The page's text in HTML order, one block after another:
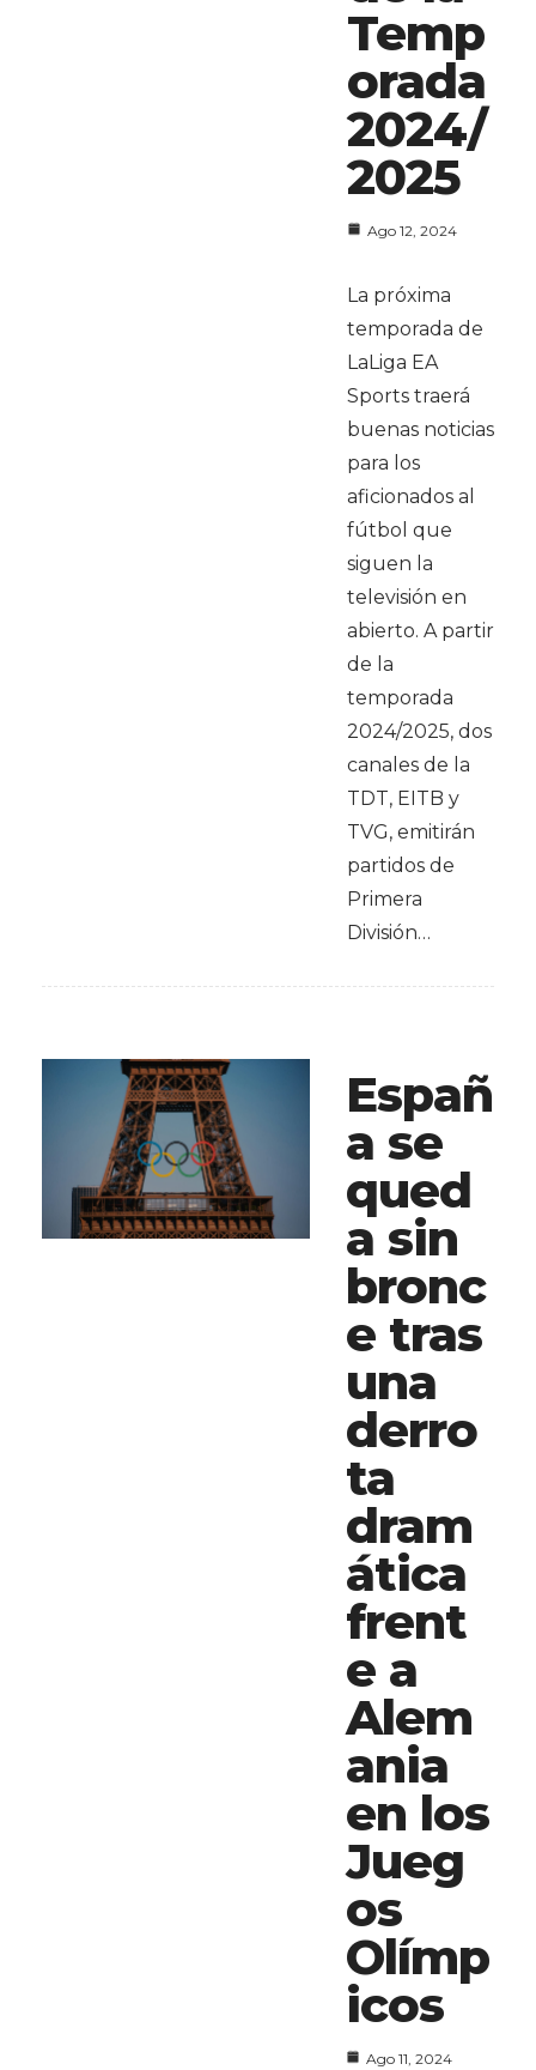
Temp
orada
2024/
2025
Ago 12, 2024
La próxima
temporada de
LaLiga EA
Sports traerá
buenas noticias
para los
aficionados al
fútbol que
siguen la
televisión en
abierto. A partir
de la
temporada
2024/2025, dos
canales de la
TDT, EITB y
TVG, emitirán
partidos de
Primera
División…
Españ
a se
qued
a sin
bronc
e tras
una
derro
ta
dram
ática
frent
e a
Alem
ania
en los
Jueg
os
Olímp
icos
Ago 11, 2024